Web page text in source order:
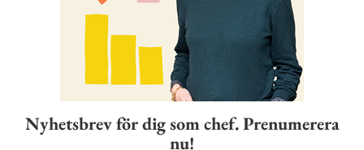
Nyhetsbrev för dig som chef. Prenumerera
nu!